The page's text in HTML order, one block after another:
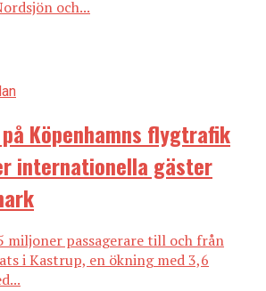
och...
Köpenhamns flygtrafik
internationella gäster
miljoner passagerare till och från
i Kastrup, en ökning med 3,6